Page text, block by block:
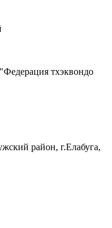
тхэквондо
район, г.Елабуга,